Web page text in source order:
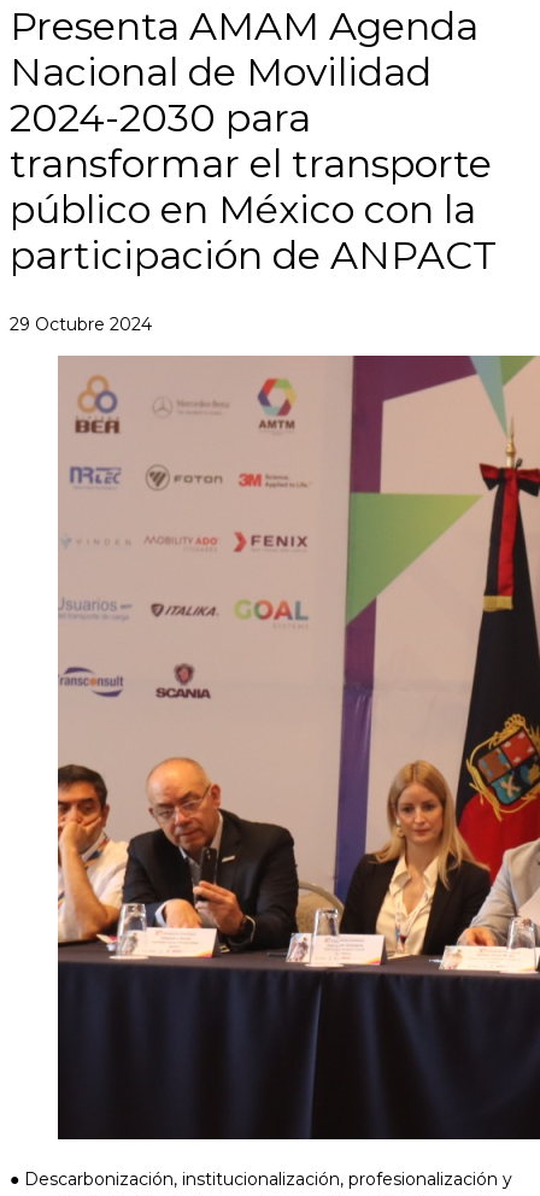
Presenta AMAM Agenda
Nacional de Movilidad
2024-2030 para
transformar el transporte
público en México con la
participación de ANPACT
29 Octubre 2024
● Descarbonización, institucionalización, profesionalización y